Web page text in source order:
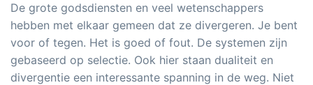
De grote godsdiensten en veel wetenschappers
hebben met elkaar gemeen dat ze divergeren. Je bent
voor of tegen. Het is goed of fout. De systemen zijn
gebaseerd op selectie. Ook hier staan dualiteit en
divergentie een interessante spanning in de weg. Niet